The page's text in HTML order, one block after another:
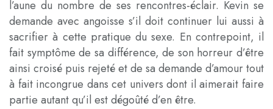
l’aune du nombre de ses rencontres-éclair. Kevin se
demande avec angoisse s’il doit continuer lui aussi à
sacrifier à cette pratique du sexe. En contrepoint, il
fait symptôme de sa différence, de son horreur d’être
ainsi croisé puis rejeté et de sa demande d’amour tout
à fait incongrue dans cet univers dont il aimerait faire
partie autant qu’il est dégoûté d’en être.